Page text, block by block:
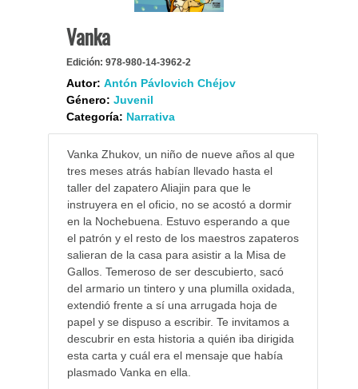
Vanka
Edición: 978-980-14-3962-2
Autor: Antón Pávlovich Chéjov
Género: Juvenil
Categoría: Narrativa
Vanka Zhukov, un niño de nueve años al que
tres meses atrás habían llevado hasta el
taller del zapatero Aliajin para que le
instruyera en el oficio, no se acostó a dormir
en la Nochebuena. Estuvo esperando a que
el patrón y el resto de los maestros zapateros
salieran de la casa para asistir a la Misa de
Gallos. Temeroso de ser descubierto, sacó
del armario un tintero y una plumilla oxidada,
extendió frente a sí una arrugada hoja de
papel y se dispuso a escribir. Te invitamos a
descubrir en esta historia a quién iba dirigida
esta carta y cuál era el mensaje que había
plasmado Vanka en ella.